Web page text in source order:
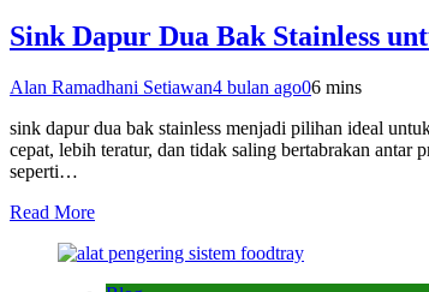
Sink Dapur Dua Bak Stainless
Alan Ramadhani Setiawan4 bulan ago06 mins
sink dapur dua bak stainless menjadi pilihan ideal
cepat, lebih teratur, dan tidak saling bertabrakan antar
seperti…
Read More